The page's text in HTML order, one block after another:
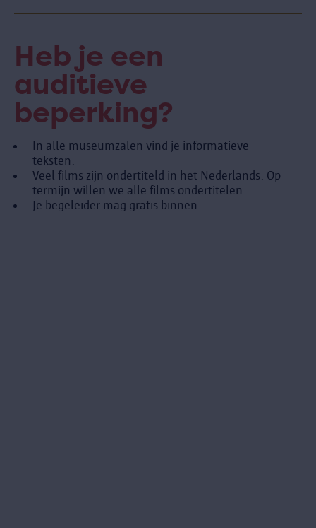
Heb je een
auditieve
beperking?
In alle museumzalen vind je informatieve
teksten.
Veel films zijn ondertiteld in het Nederlands. Op
termijn willen we alle films ondertitelen.
Je begeleider mag gratis binnen.